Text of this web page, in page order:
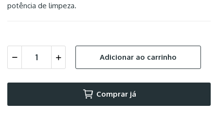
potência de limpeza.
Adicionar ao carrinho
Comprar já